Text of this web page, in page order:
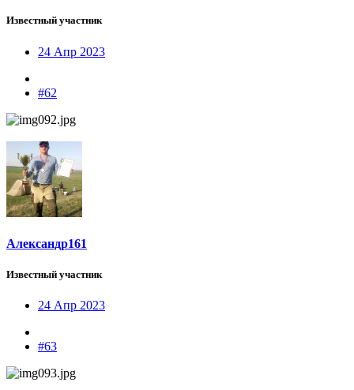
Известный участник
24 Апр 2023
#62
Александр161
Известный участник
24 Апр 2023
#63